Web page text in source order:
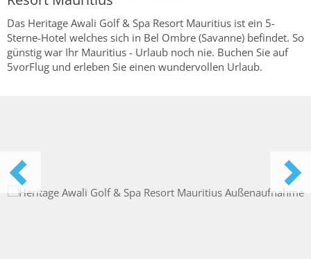
Das Heritage Awali Golf & Spa Resort Mauritius ist ein 5-
Sterne-Hotel welches sich in Bel Ombre (Savanne) befindet. So
günstig war Ihr Mauritius - Urlaub noch nie. Buchen Sie auf
5vorFlug und erleben Sie einen wundervollen Urlaub.